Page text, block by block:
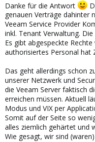
Danke für die Antwort
genauen Verträge dahinter
Veeam Service Provider
inkl. Tenant Verwaltung.
Es gibt abgespeckte
authorisiertes Personal hat
Das geht allerdings schon
unserer Netzwerk und
die Veeam Server faktisch
erreichen müssen. Aktuell
Modus und VIX per
Somit auf der Seite so
alles ziemlich gehärtet und
Wie gesagt, wir sind